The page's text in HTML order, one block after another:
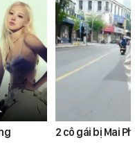
2 cô gái bị Mai